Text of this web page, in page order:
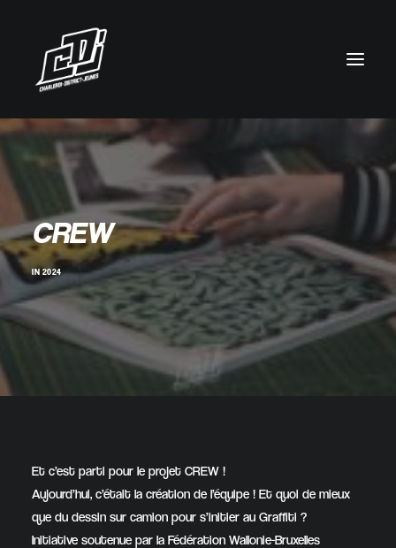
CREW
IN 2024
Et c’est parti pour le projet CREW !
Aujourd’hui, c’était la création de l’équipe ! Et quoi de mieux
que du dessin sur camion pour s’initier au Graffiti ?
Initiative soutenue par la Fédération Wallonie-Bruxelles